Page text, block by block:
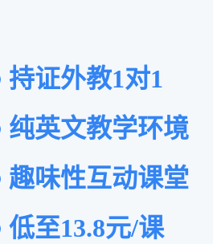
持证外教1对1
纯英文教学环境
趣味性互动课堂
低至13.8元/课